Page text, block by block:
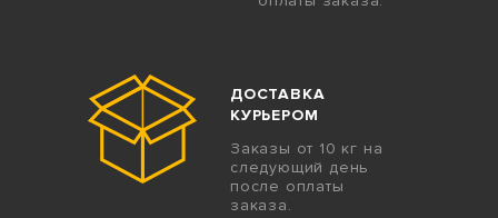
ДОСТАВКА
КУРЬЕРОМ
Заказы от 10 кг на
следующий день
после оплаты
заказа.